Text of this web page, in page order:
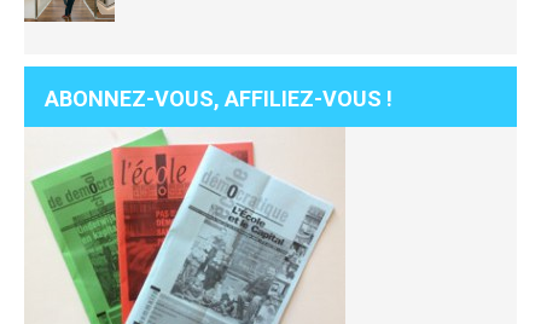
ABONNEZ-VOUS, AFFILIEZ-VOUS !